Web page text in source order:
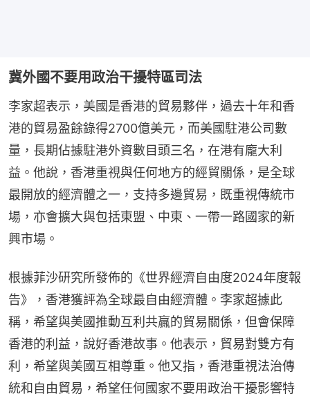
冀外國不要用政治干擾特區司法
李家超表示，美國是香港的貿易夥伴，過去十年和香
港的貿易盈餘錄得2700億美元，而美國駐港公司數
量，長期佔據駐港外資數目頭三名，在港有龐大利
益。他說，香港重視與任何地方的經貿關係，是全球
最開放的經濟體之一，支持多邊貿易，既重視傳統市
場，亦會擴大與包括東盟、中東、一帶一路國家的新
興市場。
根據菲沙研究所發佈的《世界經濟自由度2024年度報
告》，香港獲評為全球最自由經濟體。李家超據此
稱，希望與美國推動互利共贏的貿易關係，但會保障
香港的利益，說好香港故事。他表示，貿易對雙方有
利，希望與美國互相尊重。他又指，香港重視法治傳
統和自由貿易，希望任何國家不要用政治干擾影響特